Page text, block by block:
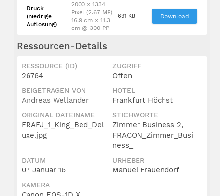
Druck
(niedrige
Auflösung)
2000 × 1334
Pixel (2.67 MP)
16.9 cm × 11.3
cm @ 300 PPI
631 KB Download
Ressourcen-Details
RESSOURCE (ID)
26764
ZUGRIFF
Offen
BEIGETRAGEN VON
Andreas Wellander
HOTEL
Frankfurt Höchst
ORIGINAL DATEINAME
FRAFJ_1_King_Bed_Del
uxe.jpg
STICHWORTE
Zimmer Business 2,
FRACON_Zimmer_Busi
ness_
DATUM
07 Januar 16
URHEBER
Manuel Frauendorf
KAMERA